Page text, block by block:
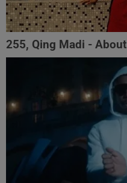
255, Qing Madi -